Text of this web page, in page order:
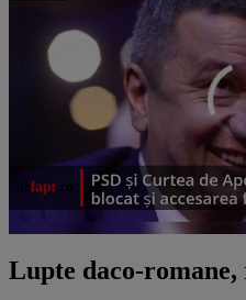
Lupte daco-